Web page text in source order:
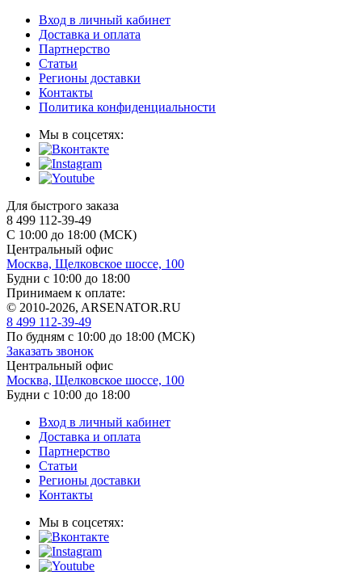
Вход в личный кабинет
Доставка и оплата
Партнерство
Статьи
Регионы доставки
Контакты
Политика конфиденциальности
Мы в соцсетях:
Для быстрого заказа
8 499 112-39-49
С 10:00 до 18:00 (МСК)
Центральный офис
Москва, Щелковское шоссе, 100
Будни с 10:00 до 18:00
Принимаем к оплате:
© 2010-2026, ARSENATOR.RU
8 499 112-39-49
По будням с 10:00 до 18:00 (МСК)
Заказать звонок
Центральный офис
Москва, Щелковское шоссе, 100
Будни с 10:00 до 18:00
Вход в личный кабинет
Доставка и оплата
Партнерство
Статьи
Регионы доставки
Контакты
Мы в соцсетях: